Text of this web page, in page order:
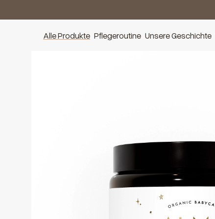
Alle Produkte Pflegeroutine Unsere Geschichte